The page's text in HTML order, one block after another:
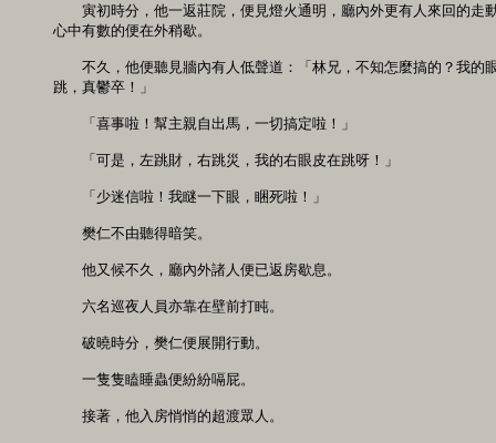
寅初時分，他一返莊院，便見燈火通明，廳內外更有人來回的走
心中有數的便在外稍歇。
不久，他便聽見牆內有人低聲道：「林兄，不知怎麼搞的？我的
跳，真鬱卒！」
「喜事啦！幫主親自出馬，一切搞定啦！」
「可是，左跳財，右跳災，我的右眼皮在跳呀！」
「少迷信啦！我瞇一下眼，睏死啦！」
樊仁不由聽得暗笑。
他又候不久，廳內外諸人便已返房歇息。
六名巡夜人員亦靠在壁前打盹。
破曉時分，樊仁便展開行動。
一隻隻瞌睡蟲便紛紛嗝屁。
接著，他入房悄悄的超渡眾人。